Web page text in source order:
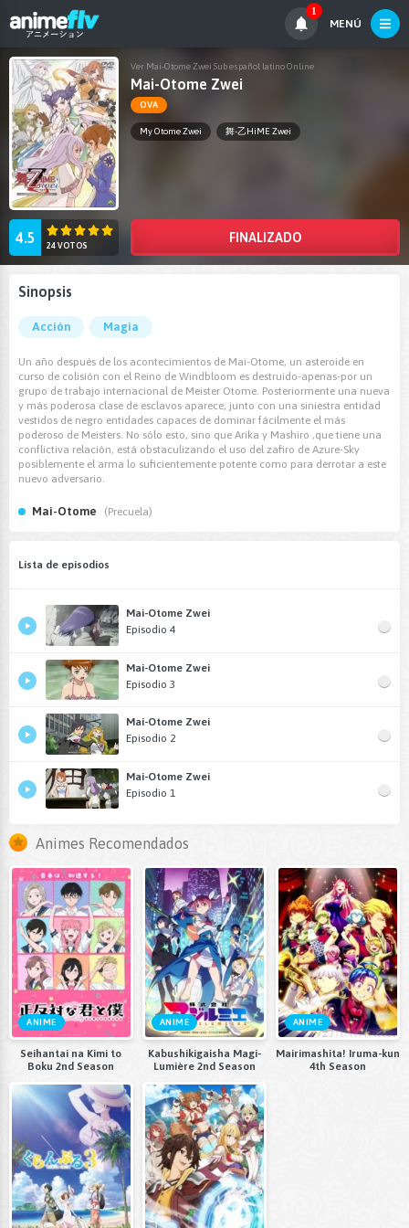
1
MENÚ
Ver Mai-Otome Zwei Sub español latino Online
Mai-Otome Zwei
OVA
My Otome Zwei 舞-乙HiME Zwei
4.5 24 VOTOS
FINALIZADO
Sinopsis
Acción Magia
Un año después de los acontecimientos de Mai-Otome, un asteroide en
curso de colisión con el Reino de Windbloom es destruido-apenas-por un
grupo de trabajo internacional de Meister Otome. Posteriormente una nueva
y más poderosa clase de esclavos aparece, junto con una siniestra entidad
vestidos de negro entidades capaces de dominar fácilmente el más
poderoso de Meisters. No sólo esto, sino que Arika y Mashiro ,que tiene una
conflictiva relación, está obstaculizando el uso del zafiro de Azure-Sky
posiblemente el arma lo suficientemente potente como para derrotar a este
nuevo adversario.
Mai-Otome (Precuela)
Lista de episodios
Mai-Otome Zwei
Episodio 4
Mai-Otome Zwei
Episodio 3
Mai-Otome Zwei
Episodio 2
Mai-Otome Zwei
Episodio 1
Animes Recomendados
ANIME
Seihantai na Kimi to
Boku 2nd Season
ANIME
Kabushikigaisha Magi-
Lumière 2nd Season
ANIME
Mairimashita! Iruma-kun
4th Season